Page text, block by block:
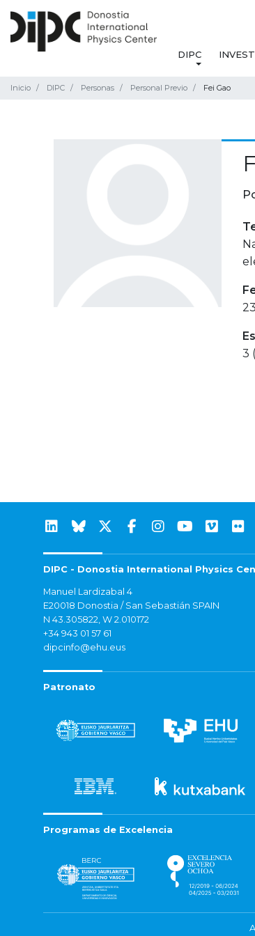
DIPC
Inicio DIPC Personas Personal Previo Fei Gao
3
DIPC - Donostia International Physics
Manuel Lardizabal 4
E20018 Donostia / San Sebastián SPAIN
N 43.305822, W 2.010172
+34 943 01 57 61
dipcinfo@ehu.eus
Patronato
Programas de Excelencia